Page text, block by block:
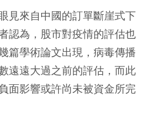
見來自中國的訂單斷崖式下
認為，股市對疫情的評估也
篇學術論文出現，病毒傳播
遠遠大過之前的評估，而此
面影響或許尚未被資金所完